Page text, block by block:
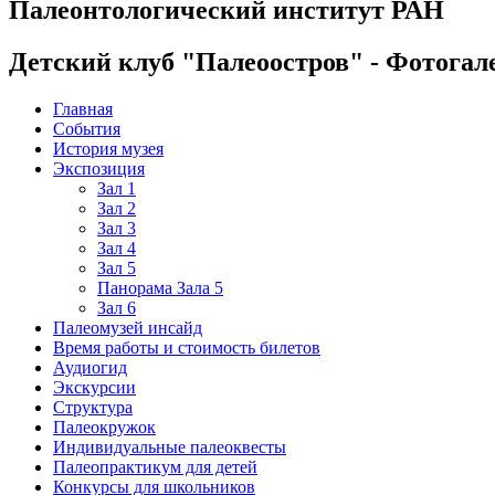
Палеонтологический институт РАН
Детский клуб "Палеоостров" -
Главная
События
История музея
Экспозиция
Зал 1
Зал 2
Зал 3
Зал 4
Зал 5
Панорама Зала 5
Зал 6
Палеомузей инсайд
Время работы и стоимость билетов
Аудиогид
Экскурсии
Структура
Палеокружок
Индивидуальные палеоквесты
Палеопрактикум для детей
Конкурсы для школьников